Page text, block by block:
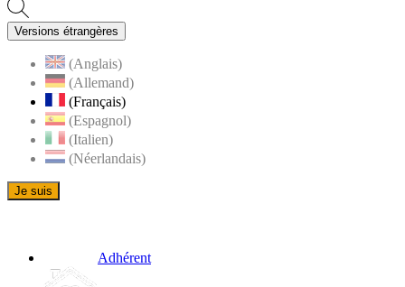
Versions étrangères
(Anglais)
(Allemand)
(Français)
(Espagnol)
(Italien)
(Néerlandais)
Je suis
Adhérent